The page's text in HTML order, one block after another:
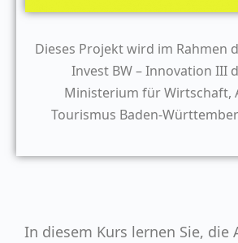
Dieses Projekt wird im Rahmen
Invest BW – Innovation III
Ministerium für Wirtschaft,
Tourismus Baden-
In diesem Kurs lernen Sie, die